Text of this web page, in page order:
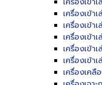
เครื่องเข้า
เครื่องเข้า
เครื่องเข้
เครื่องเข้า
เครื่องเข้า
เครื่องเคลื